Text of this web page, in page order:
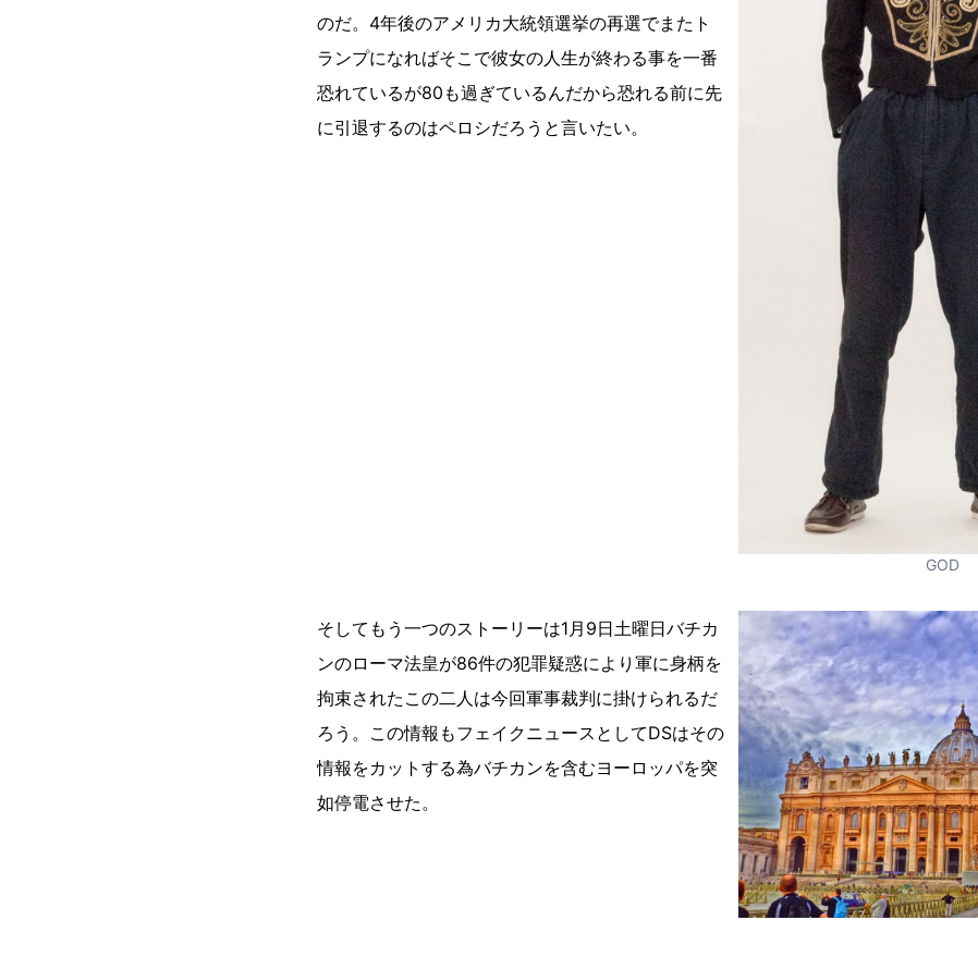
のだ。4年後のアメリカ大統領選挙の再選でまたト
ランプになればそこで彼女の人生が終わる事を一番
恐れているが80も過ぎているんだから恐れる前に先
に引退するのはペロシだろうと言いたい。
GOD
そしてもう一つのストーリーは1月9日土曜日バチカ
ンのローマ法皇が86件の犯罪疑惑により軍に身柄を
拘束されたこの二人は今回軍事裁判に掛けられるだ
ろう。この情報もフェイクニュースとしてDSはその
情報をカットする為バチカンを含むヨーロッパを突
如停電させた。